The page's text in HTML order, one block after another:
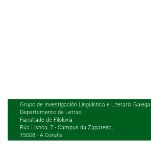
Grupo de Investigación Lingüística e Literaria Galega
Departamento de Letras.
Facultade de Filoloxía
Rúa Lisboa, 7 - Campus da Zapateira,
15008 - A Coruña